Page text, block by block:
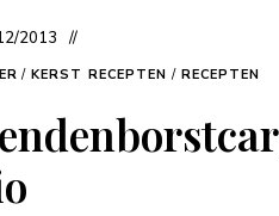
2013
/ KERST RECEPTEN / RECEPTEN